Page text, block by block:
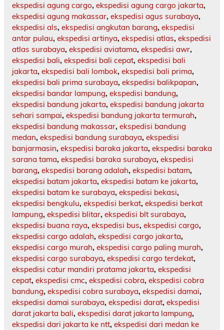
ekspedisi agung cargo, ekspedisi agung cargo jakarta,
ekspedisi agung makassar, ekspedisi agus surabaya,
ekspedisi als, ekspedisi angkutan barang, ekspedisi
antar pulau, ekspedisi artinya, ekspedisi atlas, ekspedisi
atlas surabaya, ekspedisi aviatama, ekspedisi awr,
ekspedisi bali, ekspedisi bali cepat, ekspedisi bali
jakarta, ekspedisi bali lombok, ekspedisi bali prima,
ekspedisi bali prima surabaya, ekspedisi balikpapan,
ekspedisi bandar lampung, ekspedisi bandung,
ekspedisi bandung jakarta, ekspedisi bandung jakarta
sehari sampai, ekspedisi bandung jakarta termurah,
ekspedisi bandung makassar, ekspedisi bandung
medan, ekspedisi bandung surabaya, ekspedisi
banjarmasin, ekspedisi baraka jakarta, ekspedisi baraka
sarana tama, ekspedisi baraka surabaya, ekspedisi
barang, ekspedisi barang adalah, ekspedisi batam,
ekspedisi batam jakarta, ekspedisi batam ke jakarta,
ekspedisi batam ke surabaya, ekspedisi bekasi,
ekspedisi bengkulu, ekspedisi berkat, ekspedisi berkat
lampung, ekspedisi blitar, ekspedisi blt surabaya,
ekspedisi buana raya, ekspedisi bus, ekspedisi cargo,
ekspedisi cargo adalah, ekspedisi cargo jakarta,
ekspedisi cargo murah, ekspedisi cargo paling murah,
ekspedisi cargo surabaya, ekspedisi cargo terdekat,
ekspedisi catur mandiri pratama jakarta, ekspedisi
cepat, ekspedisi cmc, ekspedisi cobra, ekspedisi cobra
bandung, ekspedisi cobra surabaya, ekspedisi damai,
ekspedisi damai surabaya, ekspedisi darat, ekspedisi
darat jakarta bali, ekspedisi darat jakarta lampung,
ekspedisi dari jakarta ke ntt, ekspedisi dari medan ke